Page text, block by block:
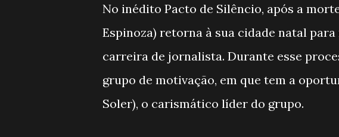
No inédito Pacto de Silêncio, após a
Espinoza) retorna à sua cidade natal
carreira de jornalista. Durante esse
grupo de motivação, em que tem a
Soler), o carismático líder do grupo.